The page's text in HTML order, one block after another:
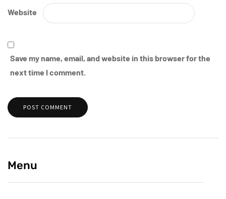
Website
Save my name, email, and website in this browser for the
next time I comment.
Menu